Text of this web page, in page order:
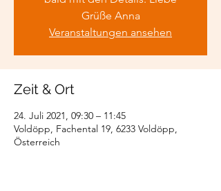
Grüße Anna
Veranstaltungen ansehen
Zeit & Ort
24. Juli 2021, 09:30 – 11:45
Voldöpp, Fachental 19, 6233 Voldöpp,
Österreich